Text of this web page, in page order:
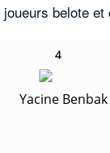
belote
4
Yacine